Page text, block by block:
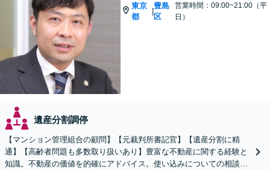
東京
都
|
豊島
区
営業時間：09:00~21:00（平
日）
遺産分割調停
【マンション管理組合の顧問】【元裁判所書記官】【遺産分割に精
通】【高齢者問題も多数取り扱いあり】豊富な不動産に関する経験と
知識。不動産の価値を的確にアドバイス。使い込みについての相談も